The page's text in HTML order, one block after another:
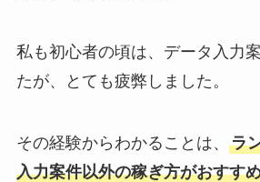
私も初心者の頃は、データ入力
たが、とても疲弊しました。
その経験からわかることは、 ラ
入力案件以外の稼ぎ方がおすす